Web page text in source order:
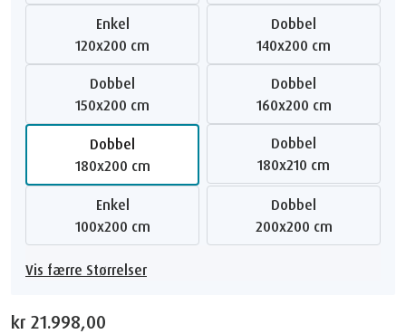
Enkel
120x200 cm
Dobbel
140x200 cm
Dobbel
150x200 cm
Dobbel
160x200 cm
Dobbel
180x200 cm
Dobbel
180x210 cm
Enkel
100x200 cm
Dobbel
200x200 cm
vis færre Størrelser
kr 21.998,00